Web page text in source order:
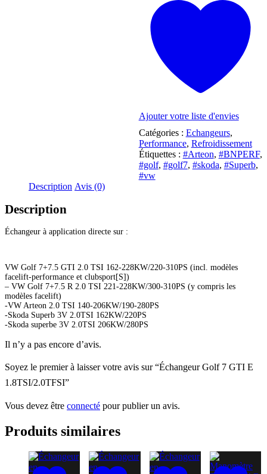
1.8TSI/2.0TFSI
Ajouter votre liste d'envies
Catégories : Echangeurs,
Performance, Refroidissement
Étiquettes : #Arteon, #BNPERF,
#golf, #golf7, #skoda, #Superb,
#vw
Description Avis (0)
Description
Échangeur à application directe sur :
VW Golf 7+7.5 GTI 2.0 TSI 162-228KW/220-310PS (incl. modèles
facelift-performance et clubsport[S])
– VW Golf 7+7.5 R 2.0 TSI 221-228KW/300-310PS (y compris les
modèles facelift)
-VW Arteon 2.0 TSI 140-206KW/190-280PS
-Skoda Superb 3V 2.0TSI 162KW/220PS
-Skoda superbe 3V 2.0TSI 206KW/280PS
Il n’y a pas encore d’avis.
Soyez le premier à laisser votre avis sur “Échangeur Golf 7 GTI E
1.8TSI/2.0TFSI”
Vous devez être connecté pour publier un avis.
Produits similaires